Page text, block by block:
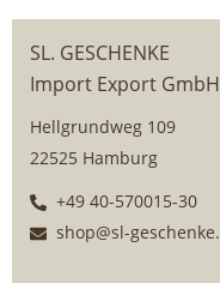
SL. GESCHENKE
Import Export GmbH
Hellgrundweg 109
22525 Hamburg
+49 40-570015-30
shop@sl-